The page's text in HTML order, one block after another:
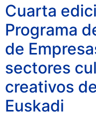
Cuarta
Programa
de
sectores
creativos
Euskadi